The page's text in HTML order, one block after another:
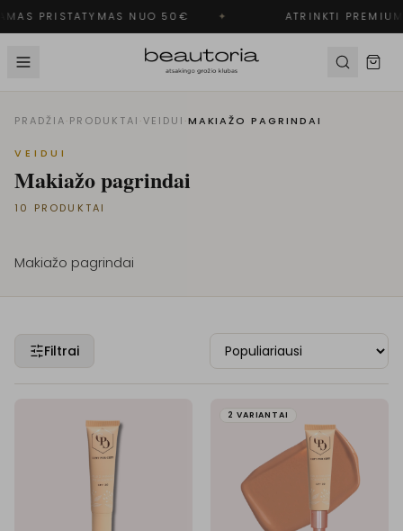
PRISTATYMAS NUO 50€ ✦ ATRINKTI
PRADŽIA·PRODUKTAI ·VEIDUI ·MAKIAŽO PAGRINDAI
VEIDUI
Makiažo pagrindai
10 PRODUKTAI
Makiažo pagrindai
Filtrai
2 VARIANTAI